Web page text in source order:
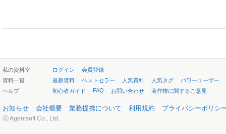
私の資料室 ログイン
会員登録
資料一覧
最新資料 ベストセラー 人気資料 人気タグ
パワーユーザー
ヘルプ
初心者ガイド FAQ お問い合わせ 著作権に関するご意見
お知らせ 会社概要 業務提携について 利用規約 プライバシーポリシ
ⓒ Agentsoft Co., Ltd.